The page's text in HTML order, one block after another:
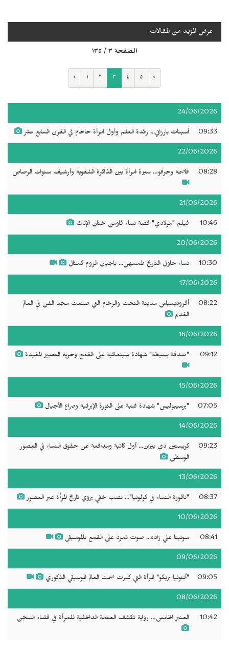
عرض المزيد من المقالات
الصفحة ٣ / ١٣٥
‹ ١ ٢ ٣ ٤ ٥ ›
24/06/2026
09:33 أسينات بارزاني... رائدة العلم وأول امرأة حاخام في القرن السابع عشر
22/06/2026
08:28 فاضمة وحرفو… سيرة امرأة بين الذاكرة الشفوية وأرشيف سنوات الرصاص
21/06/2026
10:46 فيلم "مولادي" قصة نساء قاومن ختان الإناث
20/06/2026
10:30 نساء حاول التاريخ طمسهن... باجيان الروم كمثال
17/06/2026
08:22
أفروديسياس مدينة النحت والرخام التي صنعت مجد الفن في العالم
القديم
16/06/2026
09:12 "صدفة بسيطة" شهادة سينمائية على القمع وحرية التعبير المقيدة
15/06/2026
07:05 "برسيبوليس" شهادة فنية على الثورة الإيرانية وصراع الأجيال
14/06/2026
09:23
كريستين دي بيزان... أول كاتبة ومدافعة عن حقوق النساء في العصور
الوسطى
13/06/2026
08:37 "نافورة النساء في كولونيا"... نصب خفي يروي تاريخ المرأة عبر العصور
10/06/2026
08:41 سونيتا علي زاده... صوت تمرد على القمع بالموسيقى
09/06/2026
09:05 "أنتونيا بريكو" المرأة التي كسرت صمت العالم الموسيقي الذكوري
08/06/2026
10:42 العنبر الخامس… رواية تكشف العتمة الداخلية للمرأة في فضاء السجن